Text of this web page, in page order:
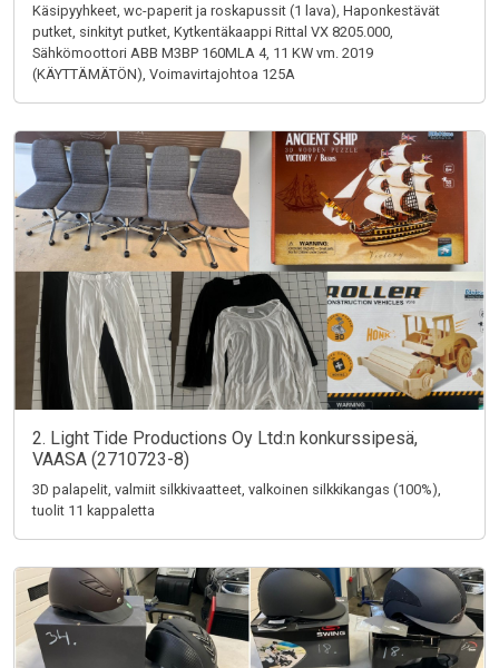
Käsipyyhkeet, wc-paperit ja roskapussit (1 lava), Haponkestävät
putket, sinkityt putket, Kytkentäkaappi Rittal VX 8205.000,
Sähkömoottori ABB M3BP 160MLA 4, 11 KW vm. 2019
(KÄYTTÄMÄTÖN), Voimavirtajohtoa 125A
2. Light Tide Productions Oy Ltd:n konkurssipesä,
VAASA (2710723-8)
3D palapelit, valmiit silkkivaatteet, valkoinen silkkikangas (100%),
tuolit 11 kappaletta